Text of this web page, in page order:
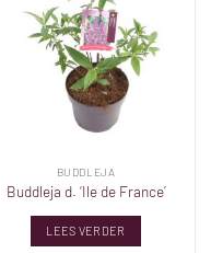
verlanglijst
BUDDLEJA
Buddleja d. ‘Ile de France’
LEES VERDER